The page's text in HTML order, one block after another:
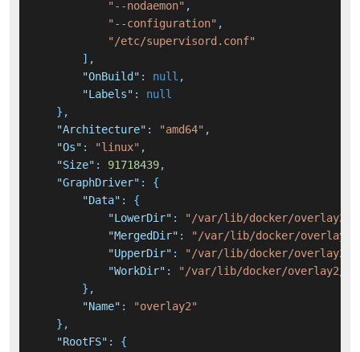
"--nodaemon" ,
"--configuration" ,
"/etc/supervisord.conf"
] ,
"OnBuild" : null ,
"Labels" :
null
} ,
"Architecture" : "amd64" ,
"Os" : "linux" ,
"Size" : 91718439,
"GraphDriver" :
{
"Data" :
{
"LowerDir" :
"/var/lib/docker/overlay2/
"MergedDir" :
"/var/lib/docker/overlay2/
"UpperDir" :
"/var/lib/docker/overlay2/
"WorkDir" :
"/var/lib/docker/overlay2/
} ,
"Name" :
"overlay2"
} ,
"RootFS" :
{